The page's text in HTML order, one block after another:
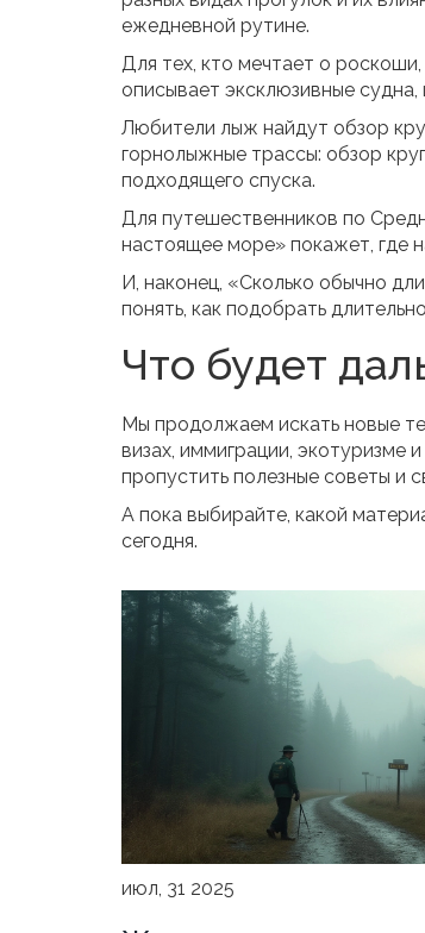
ежедневной рутине.
Для тех, кто мечтает о
описывает эксклюзивные
Любители лыж найдут обзор
горнолыжные трассы: обзор
подходящего спуска.
Для путешественников по
настоящее море» покажет, где
И, наконец, «Сколько обычно
понять, как подобрать
Что будет
Мы продолжаем искать новые
визах, иммиграции, экотуризме
пропустить полезные советы и
А пока выбирайте, какой
сегодня.
июл, 31 2025